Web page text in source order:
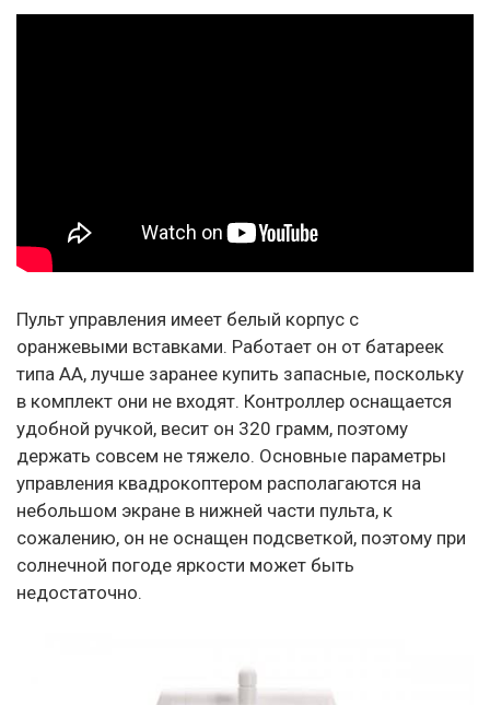
Пульт управления имеет белый корпус с
оранжевыми вставками. Работает он от батареек
типа АА, лучше заранее купить запасные, поскольку
в комплект они не входят. Контроллер оснащается
удобной ручкой, весит он 320 грамм, поэтому
держать совсем не тяжело. Основные параметры
управления квадрокоптером располагаются на
небольшом экране в нижней части пульта, к
сожалению, он не оснащен подсветкой, поэтому при
солнечной погоде яркости может быть
недостаточно.